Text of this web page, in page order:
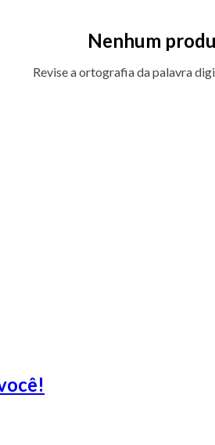
Nenhum
Revise a ortografia da palavra